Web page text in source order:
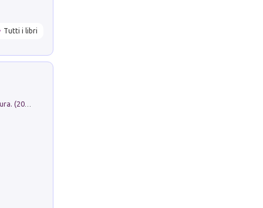
Tutti i libri